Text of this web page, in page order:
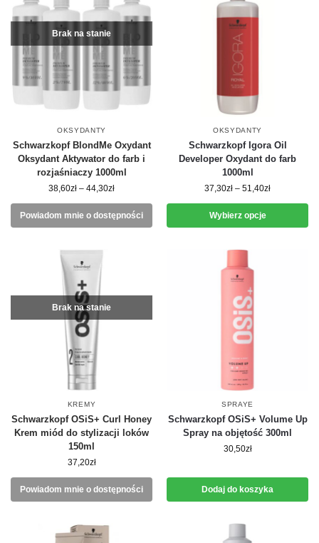
Brak na stanie
OKSYDANTY
Schwarzkopf BlondMe Oxydant
Oksydant Aktywator do farb i
rozjaśniaczy 1000ml
38,60zł – 44,30zł
Powiadom mnie o dostępności
OKSYDANTY
Schwarzkopf Igora Oil
Developer Oxydant do farb
1000ml
37,30zł – 51,40zł
Wybierz opcje
Brak na stanie
KREMY
Schwarzkopf OSiS+ Curl Honey
Krem miód do stylizacji loków
150ml
37,20zł
Powiadom mnie o dostępności
SPRAYE
Schwarzkopf OSiS+ Volume Up
Spray na objętość 300ml
30,50zł
Dodaj do koszyka